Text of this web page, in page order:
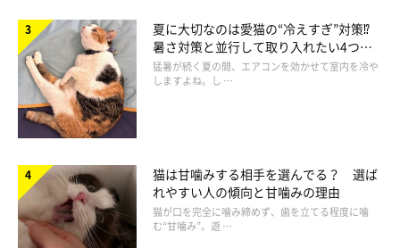
体調不良や痛みが関係しているケース
夏に大切なのは愛猫の“冷えすぎ”対策⁉
暑さ対策と並行して取り入れたい4つの
工夫
猛暑が続く夏の間、エアコンを効かせて室内を冷や
しますよね。し …
猫は甘噛みする相手を選んでる？ 選ば
れやすい人の傾向と甘噛みの理由
猫が口を完全に噛み締めず、歯を立てる程度に噛
む“甘噛み”。遊 …